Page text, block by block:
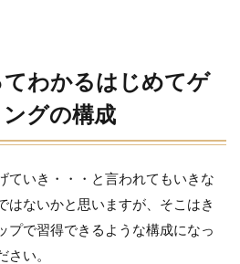
わかるはじめてゲ
グの構成
ていき・・・と言われてもいきな
はないかと思いますが、そこはき
プで習得できるような構成になっ
い。